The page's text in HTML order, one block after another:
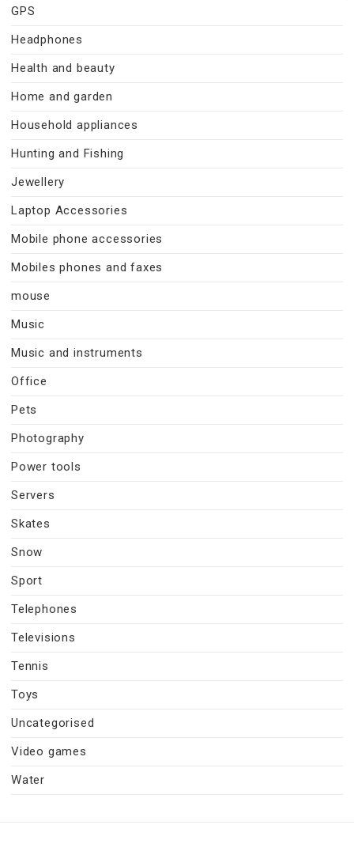
GPS
Headphones
Health and beauty
Home and garden
Household appliances
Hunting and Fishing
Jewellery
Laptop Accessories
Mobile phone accessories
Mobiles phones and faxes
mouse
Music
Music and instruments
Office
Pets
Photography
Power tools
Servers
Skates
Snow
Sport
Telephones
Televisions
Tennis
Toys
Uncategorised
Video games
Water